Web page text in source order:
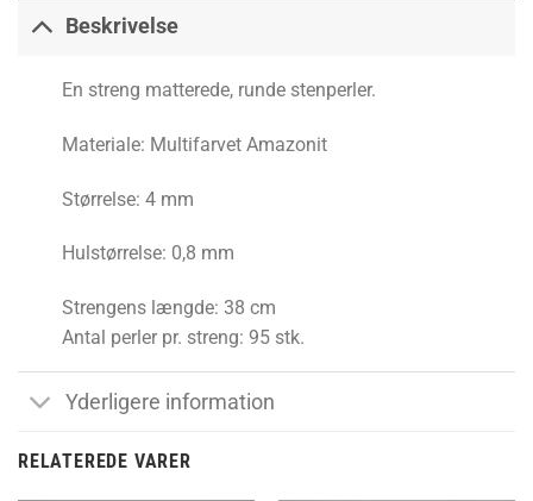
Beskrivelse
En streng matterede, runde stenperler.
Materiale: Multifarvet Amazonit
Størrelse: 4 mm
Hulstørrelse: 0,8 mm
Strengens længde: 38 cm
Antal perler pr. streng: 95 stk.
Yderligere information
RELATEREDE VARER